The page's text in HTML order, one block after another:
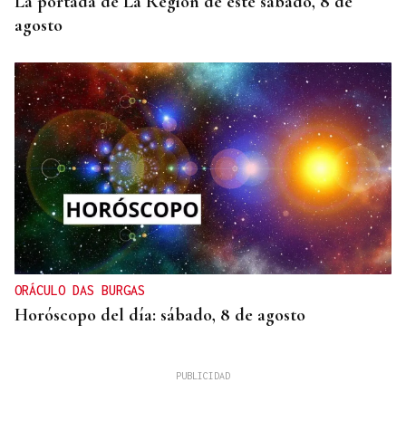
agosto
ORÁCULO DAS BURGAS
Horóscopo del día: sábado, 8 de agosto